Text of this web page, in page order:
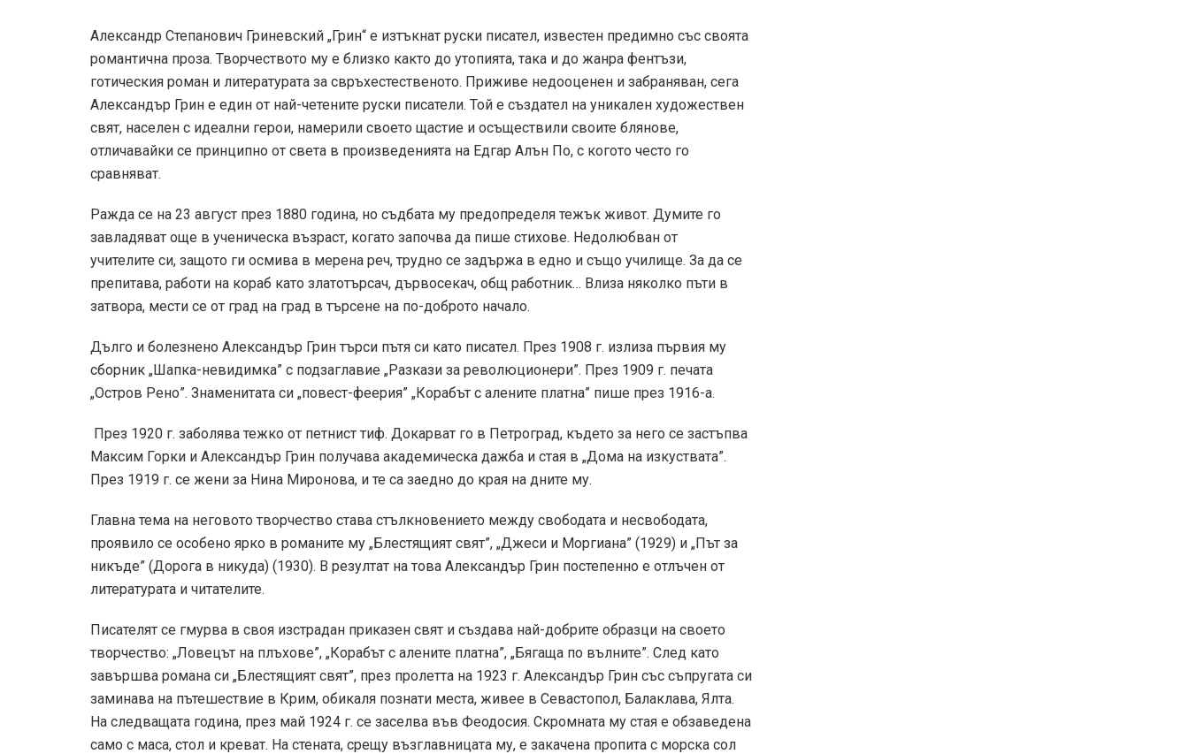
Александр Степанович Гриневский „Грин“ е изтъкнат руски писател, известен предимно със своята
романтична проза. Творчеството му е близко както до утопията, така и до жанра фентъзи,
готическия роман и литературата за свръхестественото. Приживе недооценен и забраняван, сега
Александър Грин е един от най-четените руски писатели. Той е създател на уникален художествен
свят, населен с идеални герои, намерили своето щастие и осъществили своите блянове,
отличавайки се принципно от света в произведенията на Едгар Алън По, с когото често го
сравняват.
Ражда се на 23 август през 1880 година, но съдбата му предопределя тежък живот. Думите го
завладяват още в ученическа възраст, когато започва да пише стихове. Недолюбван от
учителите си, защото ги осмива в мерена реч, трудно се задържа в едно и също училище. За да се
препитава, работи на кораб като златотърсач, дървосекач, общ работник… Влиза няколко пъти в
затвора, мести се от град на град в търсене на по-доброто начало.
Дълго и болезнено Александър Грин търси пътя си като писател. През 1908 г. излиза първия му
сборник „Шапка-невидимка” с подзаглавие „Разкази за революционери”. През 1909 г. печата
„Остров Рено”. Знаменитата си „повест-феерия” „Корабът с алените платна” пише през 1916-а.
През 1920 г. заболява тежко от петнист тиф. Докарват го в Петроград, където за него се застъпва
Максим Горки и Александър Грин получава академическа дажба и стая в „Дома на изкуствата”.
През 1919 г. се жени за Нина Миронова, и те са заедно до края на дните му.
Главна тема на неговото творчество става стълкновението между свободата и несвободата,
проявило се особено ярко в романите му „Блестящият свят”, „Джеси и Моргиана” (1929) и „Път за
никъде” (Дорога в никуда) (1930). В резултат на това Александър Грин постепенно е отлъчен от
литературата и читателите.
Писателят се гмурва в своя изстрадан приказен свят и създава най-добрите образци на своето
творчество: „Ловецът на плъхове”, „Корабът с алените платна”, „Бягаща по вълните”. След като
завършва романа си „Блестящият свят”, през пролетта на 1923 г. Александър Грин със съпругата си
заминава на пътешествие в Крим, обикаля познати места, живее в Севастопол, Балаклава, Ялта.
На следващата година, през май 1924 г. се заселва във Феодосия. Скромната му стая е обзаведена
само с маса, стол и креват. На стената, срещу възглавницата му, е закачена пропита с морска сол